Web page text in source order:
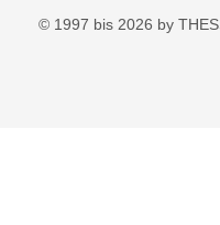
© 1997 bis 2026 by